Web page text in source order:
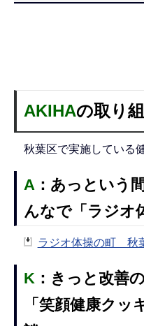
AKIHAの取り
秋葉区で実施している
A ：あっという
んなで「ラジオ
ラジオ体操の町 秋
K ： きっと改善
「笑顔健康クッ